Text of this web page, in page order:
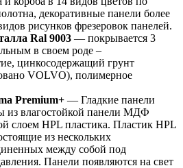
декоративные панели более
рисунков фрезеровок панелей.
Ral 9003 — покрывается 3
в своем роде –
цинкосодержащий грунт
VOLVO), полимерное
Premium+ — Гладкие панели
из влагостойкой панели МДФ
слоем HPL пластика. Пластик HPL
из нескольких
между собой под
Панели появляются на свет